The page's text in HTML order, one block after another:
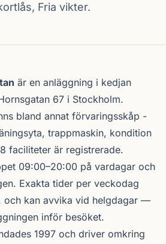
Fria vikter.
är en anläggning i kedjan
67 i Stockholm.
bland annat förvaringsskåp -
trappmaskin, kondition
faciliteter är registrerade.
09:00–20:00 på vardagar och
Exakta tider per veckodag
och kan avvika vid helgdagar —
inför besöket.
1997 och driver omkring